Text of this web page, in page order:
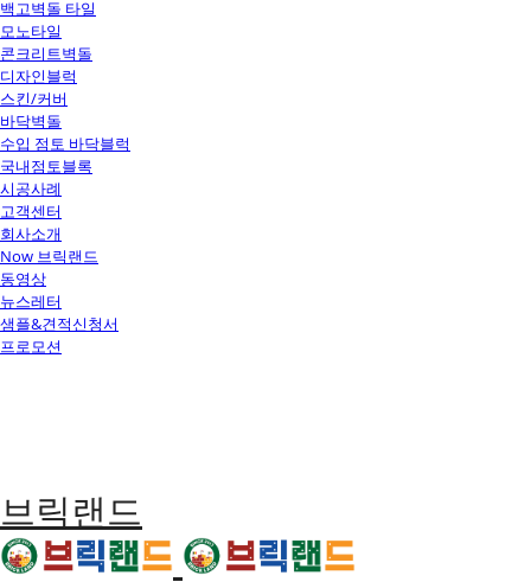
백고벽돌 타일
모노타일
콘크리트벽돌
디자인블럭
스킨/커버
바닥벽돌
수입 점토 바닥블럭
국내점토블록
시공사례
고객센터
회사소개
Now 브릭랜드
동영상
뉴스레터
샘플&견적신청서
프로모션
브릭랜드